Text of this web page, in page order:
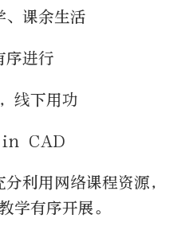
、课余生活
序进行
线下用功
CAD
利用网络课程资源，
学有序开展。